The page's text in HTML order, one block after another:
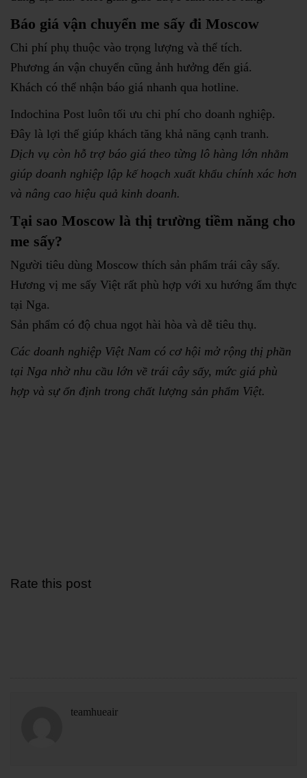
Báo giá vận chuyển me sấy đi Moscow
Chi phí phụ thuộc vào trọng lượng và thể tích.
Phương án vận chuyển cũng ảnh hưởng đến giá.
Khách có thể nhận báo giá nhanh qua hotline.
Indochina Post luôn tối ưu chi phí cho doanh nghiệp.
Đây là lợi thế giúp khách tăng khả năng cạnh tranh.
Dịch vụ còn hỗ trợ báo giá theo từng lô hàng lớn nhằm
giúp doanh nghiệp lập kế hoạch xuất khẩu chính xác hơn
và nâng cao hiệu quả kinh doanh.
Tại sao Moscow là thị trường tiềm năng cho
me sấy?
Người tiêu dùng Moscow thích sản phẩm trái cây sấy.
Hương vị me sấy Việt rất phù hợp với xu hướng ẩm thực
tại Nga.
Sản phẩm có độ chua ngọt hài hòa và dễ tiêu thụ.
Các doanh nghiệp Việt Nam có cơ hội mở rộng thị phần
tại Nga nhờ nhu cầu lớn về trái cây sấy, mức giá phù
hợp và sự ổn định trong chất lượng sản phẩm Việt.
Rate this post
teamhueair